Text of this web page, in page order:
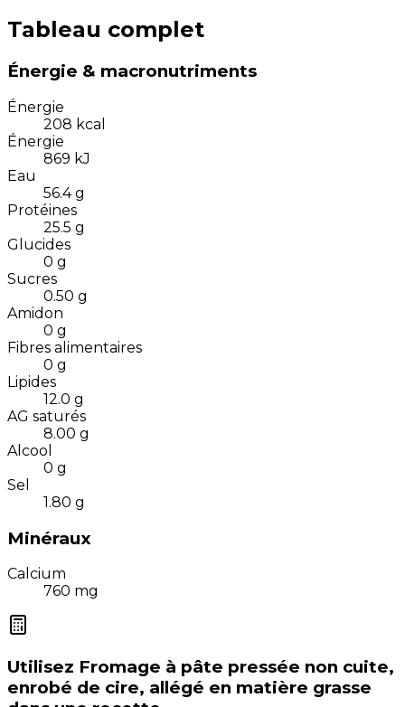
Tableau complet
Énergie & macronutriments
Énergie
208 kcal
Énergie
869 kJ
Eau
56.4 g
Protéines
25.5 g
Glucides
0 g
Sucres
0.50 g
Amidon
0 g
Fibres alimentaires
0 g
Lipides
12.0 g
AG saturés
8.00 g
Alcool
0 g
Sel
1.80 g
Minéraux
Calcium
760 mg
Utilisez Fromage à pâte pressée non cuite,
enrobé de cire, allégé en matière grasse